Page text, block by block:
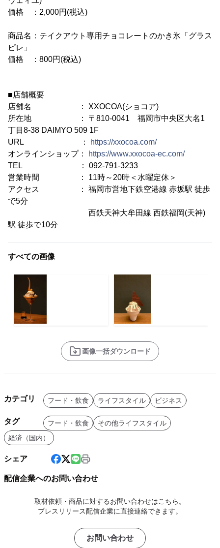
価格 ：2,000円(税込)
商品名：テイクアウト専用チョコレートのかき氷「グラス
ピレ」
価格 ：800円(税込)
■店舗概要
店舗名 ： XXOCOA(ショコア)
所在地 ： 〒810-0041 福岡市中央区大名1
丁目8-38 DAIMYO 509 1F
URL ：
https://xxocoa.com/
オンラインショップ：
https://www.xxocoa-ec.com/
TEL ： 092-791-3233
営業時間 ： 11時～20時＜水曜定休＞
アクセス ： 福岡市営地下鉄空港線 赤坂駅 徒歩
で5分
西鉄天神大牟田線 西鉄福岡(天神)
駅 徒歩で10分
すべての画像
画像一括ダウンロード
カテゴリ フード・飲食 ライフスタイル ビジネス
タグ フード・飲食
その他ライフスタイル
経済（国内）
シェア
配信企業へのお問い合わせ
取材依頼・商品に対するお問い合わせはこちら。
プレスリリース配信企業に直接連絡できます。
お問い合わせ